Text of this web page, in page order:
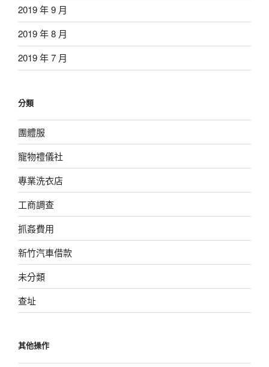
2019 年 9 月
2019 年 8 月
2019 年 7 月
分類
團體服
寵物禮儀社
專業洗衣店
工商調查
抓姦費用
新竹汽車借款
未分類
查址
其他操作